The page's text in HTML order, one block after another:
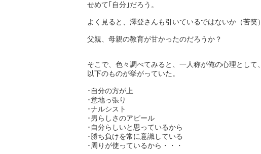
せめて｢自分｣だろう。
よく見ると、澤登さんも引いているではないか（苦笑）
父親、母親の教育が甘かったのだろうか？
そこで、色々調べてみると、一人称が俺の心理として、
以下のものが挙がっていた。
･自分の方が上
･意地っ張り
･ナルシスト
･男らしさのアピール
･自分らしいと思っているから
･勝ち負けを常に意識している
･周りが使っているから・・・